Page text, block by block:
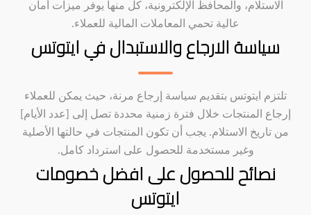
الاستلام، والمحافظ الإلكترونية، كل منها يوفر ميزات أمان
عالية تحمي المعاملات المالية للعملاء.
سياسة الارجاع والاستبدال في ايتوتس
تلتزم ايتوتس بتقديم سياسة إرجاع مرنة، حيث يمكن للعملاء
إرجاع المنتجات خلال فترة زمنية محددة تصل إلى [عدد الأيام]
من تاريخ الاستلام. يجب أن تكون المنتجات في حالتها الأصلية
وغير مستخدمة للحصول على استرداد كامل.
نصائح للحصول على افضل خصومات
ايتوتس